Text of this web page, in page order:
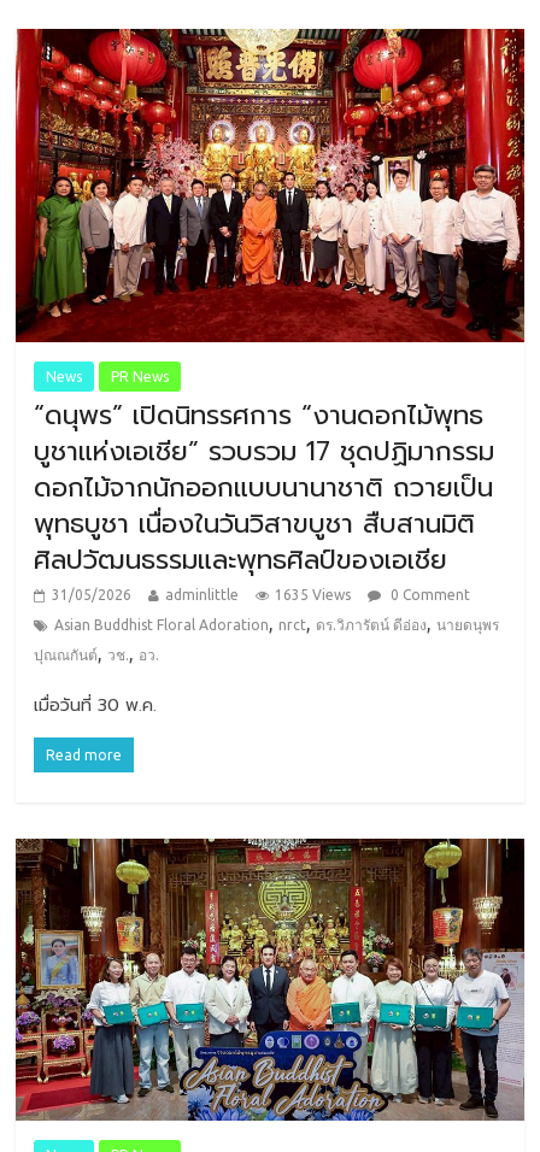
News PR News
“ดนุพร” เปิดนิทรรศการ “งานดอกไม้พุทธ
บูชาแห่งเอเชีย” รวบรวม 17 ชุดปฏิมากรรม
ดอกไม้จากนักออกแบบนานาชาติ ถวายเป็น
พุทธบูชา เนื่องในวันวิสาขบูชา สืบสานมิติ
ศิลปวัฒนธรรมและพุทธศิลป์ของเอเชีย
31/05/2026 adminlittle 1635 Views
0 Comment
Asian Buddhist Floral Adoration, nrct, ดร.วิภารัตน์ ดีอ่อง,นายดนุพร
ปุณณกันต์, วช., อว.
เมื่อวันที่ 30 พ.ค.
Read more